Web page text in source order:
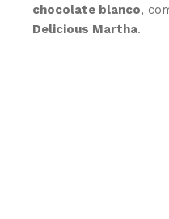
chocolate blanco,
Delicious Martha.